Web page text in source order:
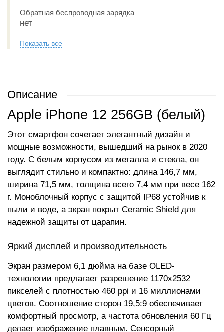
Обратная беспроводная зарядка
нет
Показать все
Описание
Apple iPhone 12 256GB (белый)
Этот смартфон сочетает элегантный дизайн и
мощные возможности, вышедший на рынок в 2020
году. С белым корпусом из металла и стекла, он
выглядит стильно и компактно: длина 146,7 мм,
ширина 71,5 мм, толщина всего 7,4 мм при весе 162
г. Моноблочный корпус с защитой IP68 устойчив к
пыли и воде, а экран покрыт Ceramic Shield для
надежной защиты от царапин.
Яркий дисплей и производительность
Экран размером 6,1 дюйма на базе OLED-
технологии предлагает разрешение 1170x2532
пикселей с плотностью 460 ppi и 16 миллионами
цветов. Соотношение сторон 19,5:9 обеспечивает
комфортный просмотр, а частота обновления 60 Гц
делает изображение плавным. Сенсорный